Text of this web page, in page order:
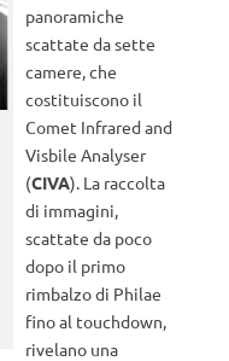
panoramiche
scattate da sette
camere, che
costituiscono il
Comet Infrared and
Visbile Analyser
(CIVA). La raccolta
di immagini,
scattate da poco
dopo il primo
rimbalzo di Philae
fino al touchdown,
rivelano una